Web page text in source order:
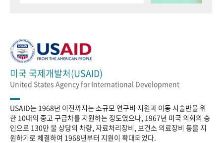
미국 국제개발처(USAID)
United States Agency for International Development
USAID는 1968년 이전까지는 소규모 연구비 지원과 이동 시술반을 위
한 10대의 중고 구급차를 지원하는 정도였으나, 1967년 미국 의회의 승
인으로 130만 불 상당의 차량, 자료처리장비, 보건소 의료장비 등을 지
원하기로 체결하여 1968년부터 지원이 확대되었다.